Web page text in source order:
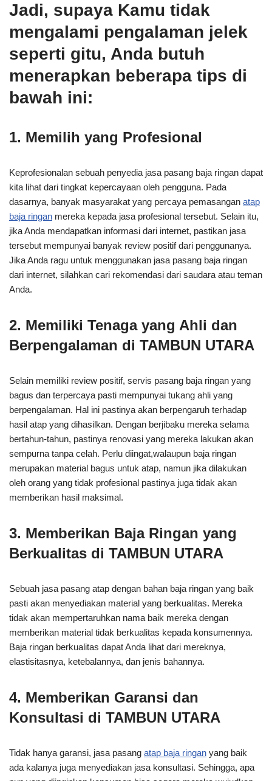
Jadi, supaya Kamu tidak
mengalami pengalaman jelek
seperti gitu, Anda butuh
menerapkan beberapa tips di
bawah ini:
1. Memilih yang Profesional
Keprofesionalan sebuah penyedia jasa pasang baja ringan dapat
kita lihat dari tingkat kepercayaan oleh pengguna. Pada
dasarnya, banyak masyarakat yang percaya pemasangan atap
baja ringan mereka kepada jasa profesional tersebut. Selain itu,
jika Anda mendapatkan informasi dari internet, pastikan jasa
tersebut mempunyai banyak review positif dari penggunanya.
Jika Anda ragu untuk menggunakan jasa pasang baja ringan
dari internet, silahkan cari rekomendasi dari saudara atau teman
Anda.
2. Memiliki Tenaga yang Ahli dan
Berpengalaman di TAMBUN UTARA
Selain memiliki review positif, servis pasang baja ringan yang
bagus dan terpercaya pasti mempunyai tukang ahli yang
berpengalaman. Hal ini pastinya akan berpengaruh terhadap
hasil atap yang dihasilkan. Dengan berjibaku mereka selama
bertahun-tahun, pastinya renovasi yang mereka lakukan akan
sempurna tanpa celah. Perlu diingat,walaupun baja ringan
merupakan material bagus untuk atap, namun jika dilakukan
oleh orang yang tidak profesional pastinya juga tidak akan
memberikan hasil maksimal.
3. Memberikan Baja Ringan yang
Berkualitas di TAMBUN UTARA
Sebuah jasa pasang atap dengan bahan baja ringan yang baik
pasti akan menyediakan material yang berkualitas. Mereka
tidak akan mempertaruhkan nama baik mereka dengan
memberikan material tidak berkualitas kepada konsumennya.
Baja ringan berkualitas dapat Anda lihat dari mereknya,
elastisitasnya, ketebalannya, dan jenis bahannya.
4. Memberikan Garansi dan
Konsultasi di TAMBUN UTARA
Tidak hanya garansi, jasa pasang atap baja ringan yang baik
ada kalanya juga menyediakan jasa konsultasi. Sehingga, apa